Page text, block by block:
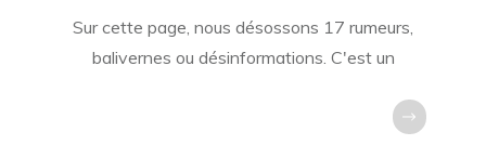
Sur cette page, nous désossons 17 rumeurs,
balivernes ou désinformations. C'est un